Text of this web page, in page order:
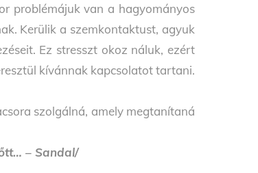
problémájuk van a hagyományos
Kerülik a szemkontaktust, agyuk
Ez stresszt okoz náluk, ezért
kívánnak kapcsolatot tartani.
szolgálná, amely megtanítaná
– Sandal/